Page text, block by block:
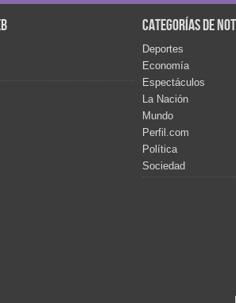
Categorías de
Deportes
Economía
Espectáculos
La Nación
Mundo
Perfil.com
Política
Sociedad